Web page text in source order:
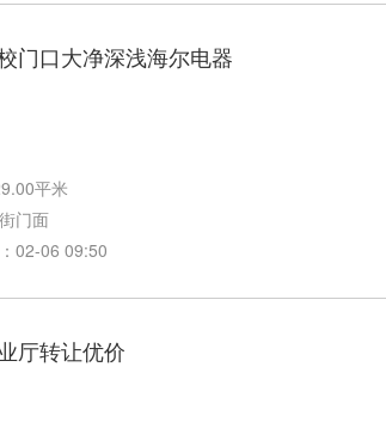
门口大净深浅海尔电器
平米
门面
02-06 09:50
厅转让优价